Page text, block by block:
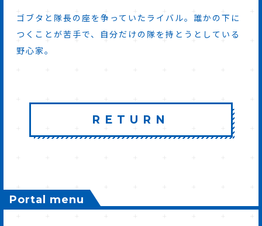
ゴブタと隊長の座を争っていたライバル。誰かの下に
つくことが苦手で、自分だけの隊を持とうとしている
野心家。
RETURN
Portal menu